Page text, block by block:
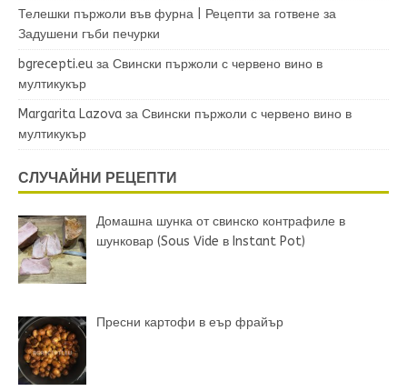
Телешки пържоли във фурна | Рецепти за готвене за
Задушени гъби печурки
bgrecepti.eu за Свински пържоли с червено вино в
мултикукър
Margarita Lazova за Свински пържоли с червено вино в
мултикукър
СЛУЧАЙНИ РЕЦЕПТИ
Домашна шунка от свинско контрафиле в
шунковар (Sous Vide в Instant Pot)
Пресни картофи в еър фрайър